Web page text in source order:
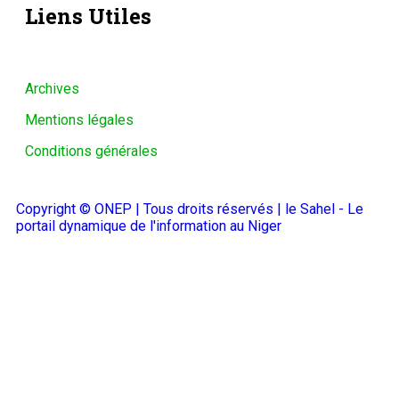
Liens Utiles
Archives
Mentions légales
Conditions générales
Copyright © ONEP | Tous droits réservés | le Sahel - Le
portail dynamique de l'information au Niger